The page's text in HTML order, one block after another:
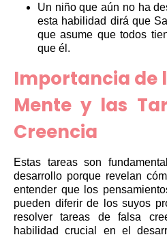
Un niño que aún no ha
esta habilidad dirá que
que asume que todos
que él.
Importancia de
Mente y las
Creencia
Estas tareas son
desarrollo porque revelan
entender que los
pueden diferir de los suyos
resolver tareas de falsa
habilidad crucial en el